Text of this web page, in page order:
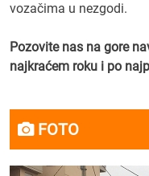
vozačima u nezgodi.
Pozovite nas na gore
najkraćem roku i po
FOTO